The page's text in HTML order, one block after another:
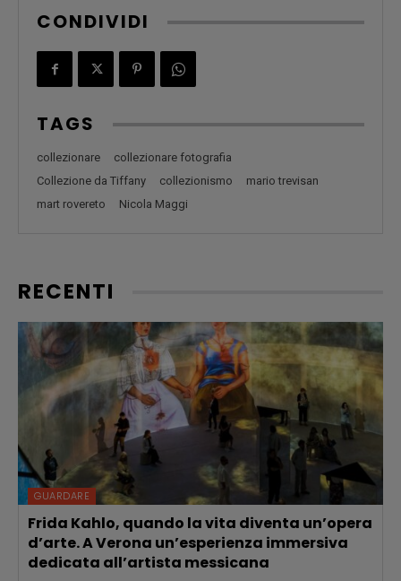
CONDIVIDI
TAGS
collezionare
collezionare fotografia
Collezione da Tiffany
collezionismo
mario trevisan
mart rovereto
Nicola Maggi
RECENTI
GUARDARE
Frida Kahlo, quando la vita diventa un’opera
d’arte. A Verona un’esperienza immersiva
dedicata all’artista messicana